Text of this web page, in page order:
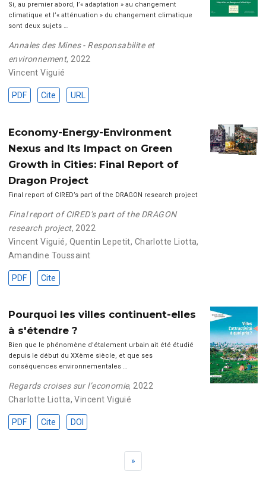
Si, au premier abord, l’« adaptation » au changement
climatique et l’« atténuation » du changement climatique
sont deux sujets …
Annales des Mines - Responsabilite et
environnement, 2022
Vincent Viguié
PDF Cite URL
Economy-Energy-Environment
Nexus and Its Impact on Green
Growth in Cities: Final Report of
Dragon Project
Final report of CIRED’s part of the DRAGON research project
Final report of CIRED’s part of the DRAGON
research project, 2022
Vincent Viguié, Quentin Lepetit, Charlotte Liotta,
Amandine Toussaint
PDF Cite
Pourquoi les villes continuent-elles
à s'étendre ?
Bien que le phénomène d’étalement urbain ait été étudié
depuis le début du XXème siècle, et que ses
conséquences environnementales …
Regards croises sur l’economie, 2022
Charlotte Liotta,Vincent Viguié
PDF Cite DOI
»